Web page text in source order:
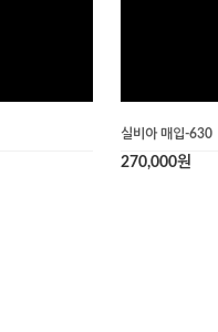
실비아 매입-630
270,000원